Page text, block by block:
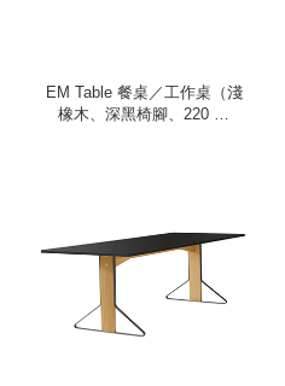
EM Table 餐桌／工作桌（淺
橡木、深黑椅腳、220 公